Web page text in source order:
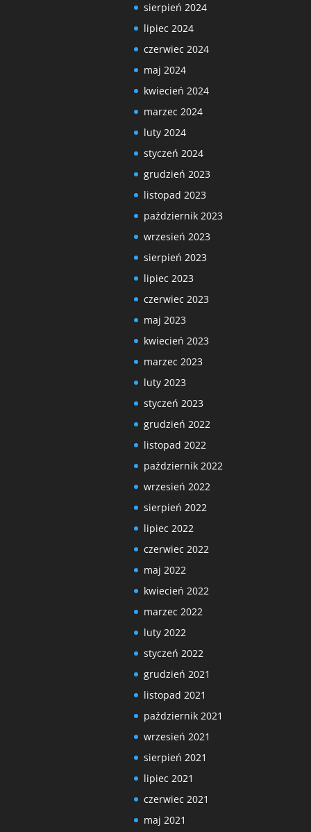
sierpień 2024
lipiec 2024
czerwiec 2024
maj 2024
kwiecień 2024
marzec 2024
luty 2024
styczeń 2024
grudzień 2023
listopad 2023
październik 2023
wrzesień 2023
sierpień 2023
lipiec 2023
czerwiec 2023
maj 2023
kwiecień 2023
marzec 2023
luty 2023
styczeń 2023
grudzień 2022
listopad 2022
październik 2022
wrzesień 2022
sierpień 2022
lipiec 2022
czerwiec 2022
maj 2022
kwiecień 2022
marzec 2022
luty 2022
styczeń 2022
grudzień 2021
listopad 2021
październik 2021
wrzesień 2021
sierpień 2021
lipiec 2021
czerwiec 2021
maj 2021